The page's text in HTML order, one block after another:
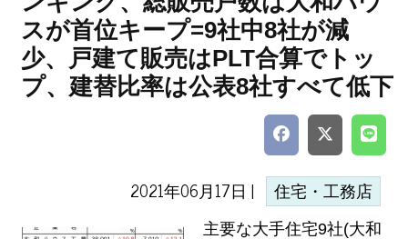
スが首位キープ=9社中8社が減
少、戸建て販売はPLT合算でトッ
プ、建替比率は公表8社すべて低下
2021年06月17日 | 住宅・工務店
主要な大手住宅9社(大和